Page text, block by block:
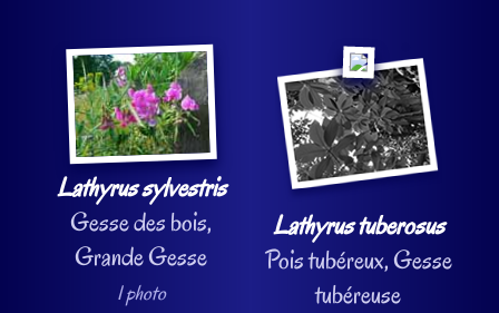
Lathyrus sylvestris
Gesse des bois,
Grande Gesse
1 photo
Lathyrus tuberosus
Pois tubéreux, Gesse
tubéreuse